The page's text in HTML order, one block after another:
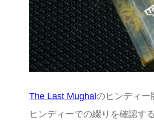
The Last Mughalのヒンディー
ヒンディーでの綴りを確認す